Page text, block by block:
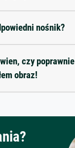
nośnik?
czy poprawnie
obraz!